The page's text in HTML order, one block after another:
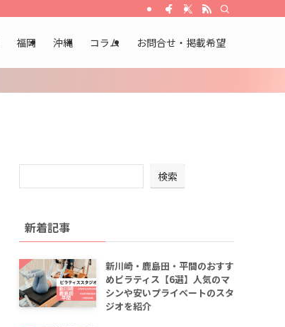
福岡 沖縄 コラム お問合せ・掲載希望
検索
新着記事
新川崎・鹿島田・平間のおすす
めピラティス【6選】人気のマ
シンや安いプライベートのスタ
ジオを紹介